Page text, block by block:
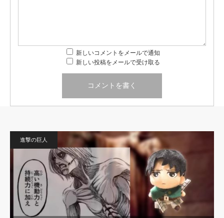
新しいコメントをメールで通知
新しい投稿をメールで受け取る
進撃の巨人